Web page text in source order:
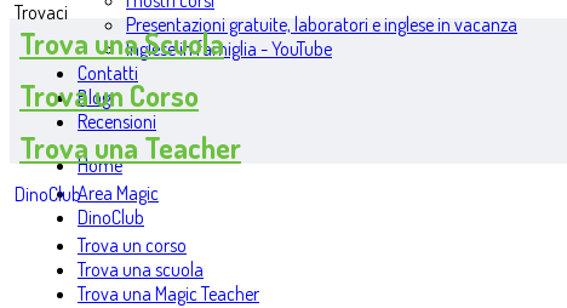
Presentazioni gratuite, laboratori e inglese in vacanza
Inglese in famiglia - YouTube
Contatti
Blog
Recensioni
Home
Area Magic
DinoClub
Trova un corso
Trova una scuola
Trova una Magic Teacher
Trovaci
Trova una Scuola
Trova un Corso
Trova una Teacher
DinoClub